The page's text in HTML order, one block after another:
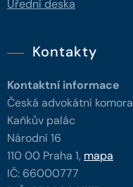
Úřední deska
Kontakty
Kontaktní informace
Česká advokátní komora
Kaňkův palác
Národní 16
110 00 Praha 1, mapa
IČ: 66000777